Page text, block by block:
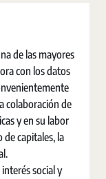
de las mayores
con los datos
colaboración de
y en su labor
capitales, la
social y